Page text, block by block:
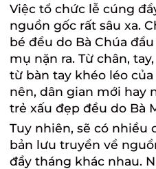
Việc tổ chức lễ cúng
nguồn gốc rất sâu xa.
bé đều do Bà Chúa
mụ nặn ra. Từ chân,
từ bàn tay khéo léo
nên, dân gian mới hay
trẻ xấu đẹp đều do Bà
Tuy nhiên, sẽ có nhiều
bản lưu truyền về
đầy tháng khác nhau.